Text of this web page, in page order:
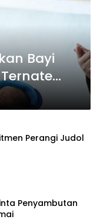
Bayi
Perangi Judol
Penyambutan